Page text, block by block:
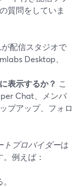
質問をしていま
が配信スタジオで
Desktop、
表示するか？ こ
Chat、メンバ
プアップ、フォロ
トプロバイダーは
例えば：